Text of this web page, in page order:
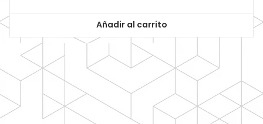
$2,699.00.
Añadir al carrito